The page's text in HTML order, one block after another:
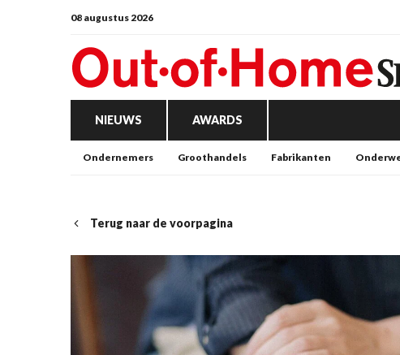
08 augustus 2026
NIEUWS AWARDS
Ondernemers Groothandels Fabrikanten
Terug naar de voorpagina